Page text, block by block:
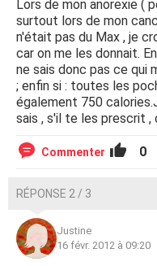
Lors de mon anorexie (
surtout lors de mon
n'était pas du Max , je
car on me les donnait.
ne sais donc pas ce qui
; enfin si : toutes les
également 750
sais , s'il te les prescrit ,
Commenter 0
RÉPONSE 2 / 3
Justine
16 févr. 2012 à 09:20